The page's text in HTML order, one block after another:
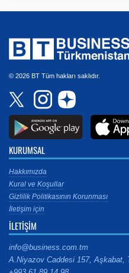
© 2026 BT Tüm hakları saklıdır.
KURUMSAL
Hakkımızda
Kural ve Koşullar
Gizlilik Politikasının Korunması
İletişim için
İLETİŞİM
info@business.com.tm
A.Niyazov Caddesi 157, Aşkabat,